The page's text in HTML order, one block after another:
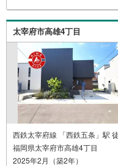
いたします。まず
大歓迎。お客様の
いません。お客様
い探しをお手伝い
せくださいませ。
太宰府市高雄4丁目
西鉄太宰府線 「西鉄五条」駅
福岡県太宰府市高雄4丁目
2025年2月（築2年）